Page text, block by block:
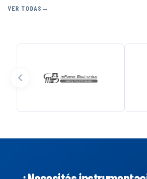
VER TODAS